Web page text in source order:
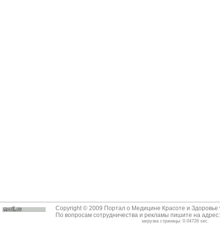
Copyright © 2009 Портал о Медицине Красоте и Здоровье
По вопросам сотрудничества и рекламы пишите на
загрузка страницы: 0.04726 sec